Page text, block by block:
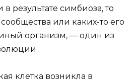
результате симбиоза, то
или каких-то его
организм, — один из
клетка возникла в